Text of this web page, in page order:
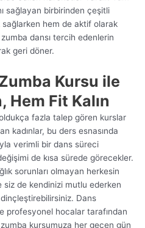
sağlayan birbirinden çeşitli
sağlarken hem de aktif olarak
dansı tercih edenlerin
geri döner.
Kursu ile
Hem Fit Kalın
fazla talep gören kurslar
kadınlar, bu ders esnasında
verimli bir dans süreci
de kısa sürede görecekler.
sorunları olmayan herkesin
de kendinizi mutlu ederken
Dans
profesyonel hocalar tarafından
kursumuza her geçen gün